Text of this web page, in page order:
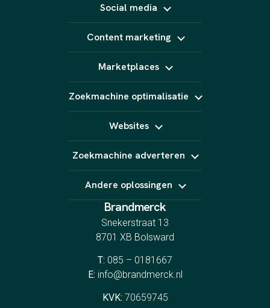
Online marketing uitbesteden
B2B marketing
Content strategie
Influencer marketing
Social media
LinkedIn Ads
TikTok Ads
Snapchat Ads
Pinterest Ads
Content marketing
Video (short form)
Fotografie
Animatie
AI content
E-Mail marketing
Marketplaces
Kaufland
Amazon
Marktplaats
Zoekmachine optimalisatie
GEO
Linkbuilding
Websites
Webshop laten maken
Landingspagina's
CRO
Zoekmachine adverteren
Bing Ads
YouTube Ads
Andere oplossingen
Indeed
Spotify
Brandmerck
Snekerstraat 13
8701 XB Bolsward
T: 085 – 0181667
E: info@brandmerck.nl
KVK: 70659745